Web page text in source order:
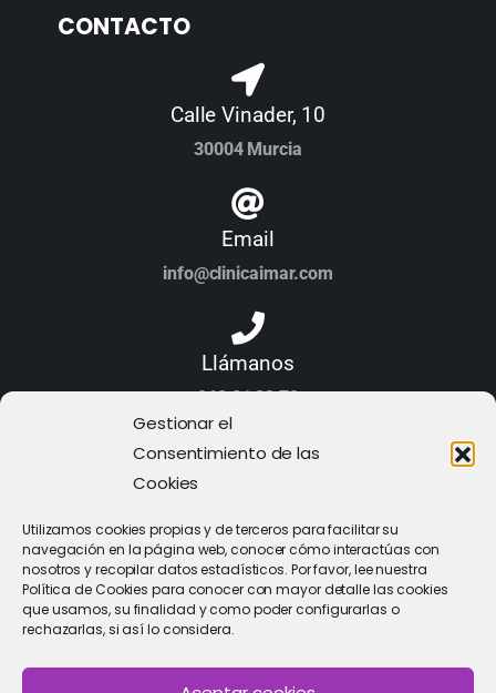
Gestionar el
Consentimiento de las
Cookies
Utilizamos cookies propias y de terceros para facilitar su
navegación en la página web, conocer cómo interactúas con
nosotros y recopilar datos estadísticos. Por favor, lee nuestra
Política de Cookies para conocer con mayor detalle las cookies
que usamos, su finalidad y como poder configurarlas o
rechazarlas, si así lo considera.
CONTACTO
Calle Vinader, 10
30004 Murcia
Email
info@clinicaimar.com
Llámanos
968 21 23 70